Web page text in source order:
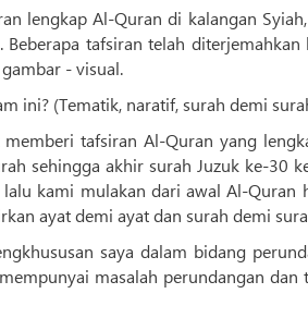
lengkap Al-Quran di kalangan
tafsiran telah diterjemahkan
- visual.
ini? (Tematik, naratif, surah demi
tafsiran Al-Quran yang
sehingga akhir surah Juzuk ke-30
kami mulakan dari awal Al-Quran
ayat demi ayat dan surah demi
saya dalam bidang
masalah perundangan